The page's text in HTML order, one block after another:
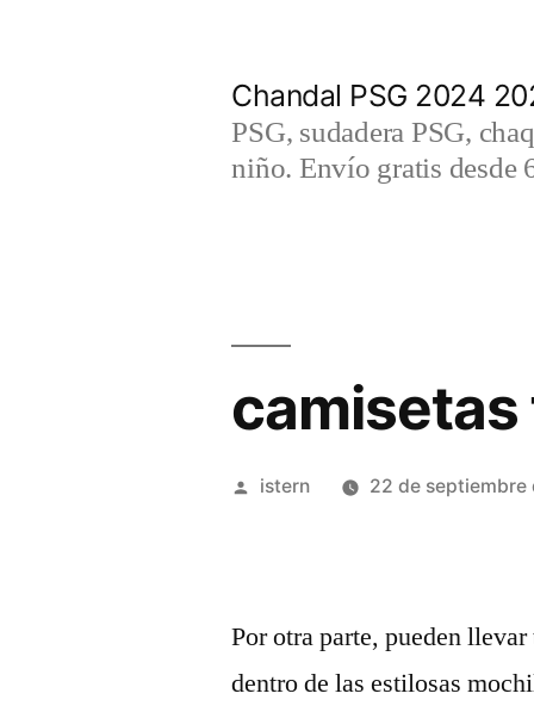
Chandal PSG 2024
PSG, sudadera PSG,
niño. Envío gratis desde
Publicado
istern 22 de septiembre
Por otra parte, pueden
dentro de las estilosas